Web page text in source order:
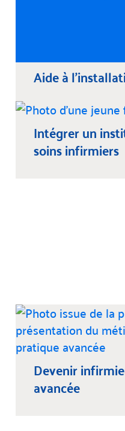
Aide à
Intégrer un
soins infirmiers
Devenir
avancée